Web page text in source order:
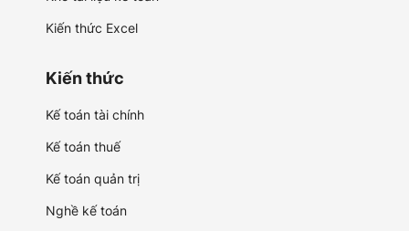
Kiến thức Excel
Kiến thức
Kế toán tài chính
Kế toán thuế
Kế toán quản trị
Nghề kế toán